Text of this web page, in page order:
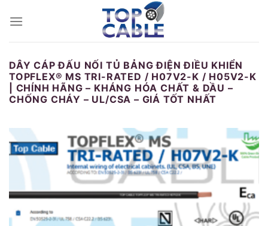
DÂY CÁP ĐẤU NỐI TỦ BẢNG ĐIỆN ĐIỀU KHIỂN
TOPFLEX® MS TRI-RATED / H07V2-K / H05V2-K
| CHÍNH HÃNG – KHÁNG HÓA CHẤT & DẦU –
CHỐNG CHÁY – UL/CSA – GIÁ TỐT NHẤT